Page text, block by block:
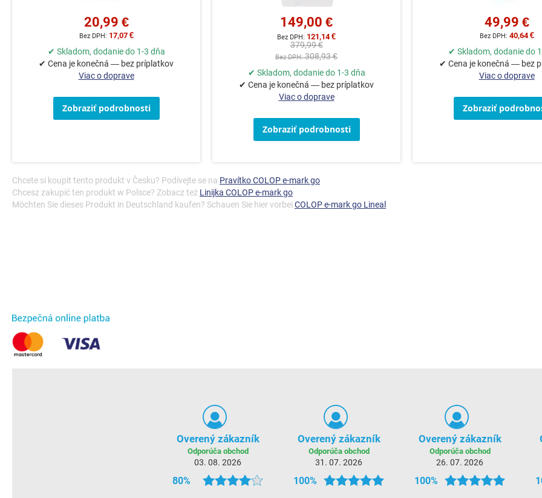
20,99 €
17,07 €
✔ Skladom, dodanie do 1-3 dňa
✔ Cena je konečná — bez príplatkov
Viac o doprave
Zobraziť podrobnosti
149,00 €
121,14 €
379,99 €
308,93 €
✔ Skladom, dodanie do 1-3 dňa
✔ Cena je konečná — bez príplatkov
Viac o doprave
Zobraziť podrobnosti
49,99 €
40,64 €
✔ Skladom, dodanie do
✔ Cena je konečná — bez
Viac o doprave
Zobraziť
Chcete si koupit tento produkt v Česku? Podívejte se na Pravítko COLOP e-mark go
Chcesz zakupić ten produkt w Polsce? Zobacz też Linijka COLOP e-mark go
Möchten Sie dieses Produkt in Deutschland kaufen? Schauen Sie hier vorbei COLOP e-mark go Lineal
Overený zákazník
Odporúča obchod
03. 08. 2026
80%
Overený zákazník
Odporúča obchod
31. 07. 2026
100%
Overený zákazník
Odporúča obchod
26. 07. 2026
100%